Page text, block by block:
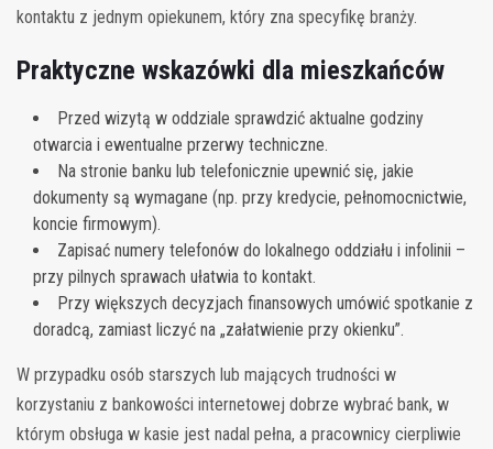
kontaktu z jednym opiekunem, który zna specyfikę branży.
Praktyczne wskazówki dla mieszkańców
Przed wizytą w oddziale sprawdzić aktualne godziny
otwarcia i ewentualne przerwy techniczne.
Na stronie banku lub telefonicznie upewnić się, jakie
dokumenty są wymagane (np. przy kredycie, pełnomocnictwie,
koncie firmowym).
Zapisać numery telefonów do lokalnego oddziału i infolinii –
przy pilnych sprawach ułatwia to kontakt.
Przy większych decyzjach finansowych umówić spotkanie z
doradcą, zamiast liczyć na „załatwienie przy okienku”.
W przypadku osób starszych lub mających trudności w
korzystaniu z bankowości internetowej dobrze wybrać bank, w
którym obsługa w kasie jest nadal pełna, a pracownicy cierpliwie